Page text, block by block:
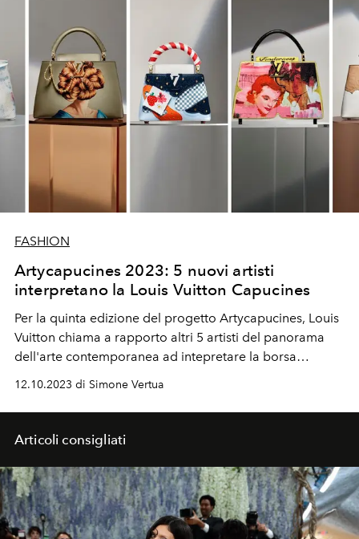
FASHION
Artycapucines 2023: 5 nuovi artisti
interpretano la Louis Vuitton Capucines
Per la quinta edizione del progetto Artycapucines, Louis
Vuitton chiama a rapporto altri 5 artisti del panorama
dell'arte contemporanea ad intepretare la borsa
Capucines. Billie Zangewa, Ewa Juszkiewicz, Liza Tou,
12.10.2023 di Simone Vertua
Articoli consigliati